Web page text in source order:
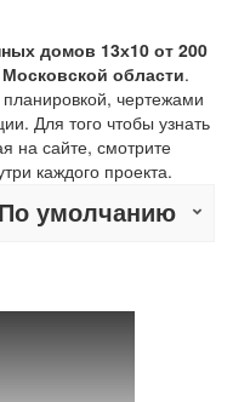
домов 13х10 от 200
области.
чертежами
Для того чтобы узнать
на сайте, смотрите
каждого проекта.
По умолчанию